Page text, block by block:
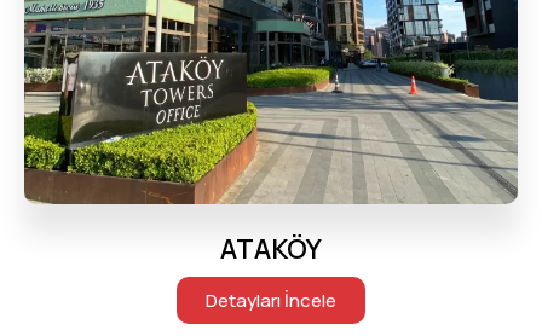
ATAKÖY
Detayları İncele